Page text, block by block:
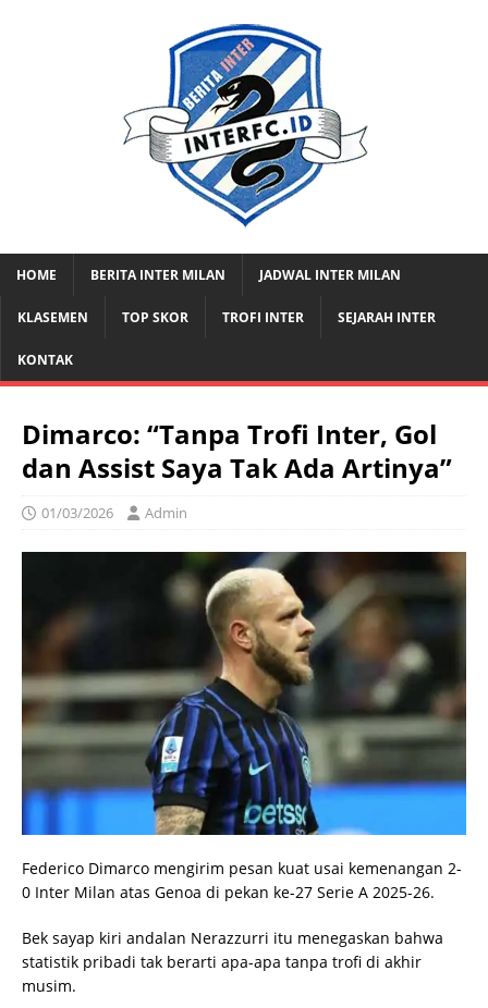
HOME BERITA INTER MILAN JADWAL INTER MILAN
KLASEMEN TOP SKOR TROFI INTER SEJARAH INTER
KONTAK
Dimarco: “Tanpa Trofi Inter, Gol
dan Assist Saya Tak Ada Artinya”
01/03/2026 Admin
Federico Dimarco mengirim pesan kuat usai kemenangan 2-
0 Inter Milan atas Genoa di pekan ke-27 Serie A 2025-26.
Bek sayap kiri andalan Nerazzurri itu menegaskan bahwa
statistik pribadi tak berarti apa-apa tanpa trofi di akhir
musim.